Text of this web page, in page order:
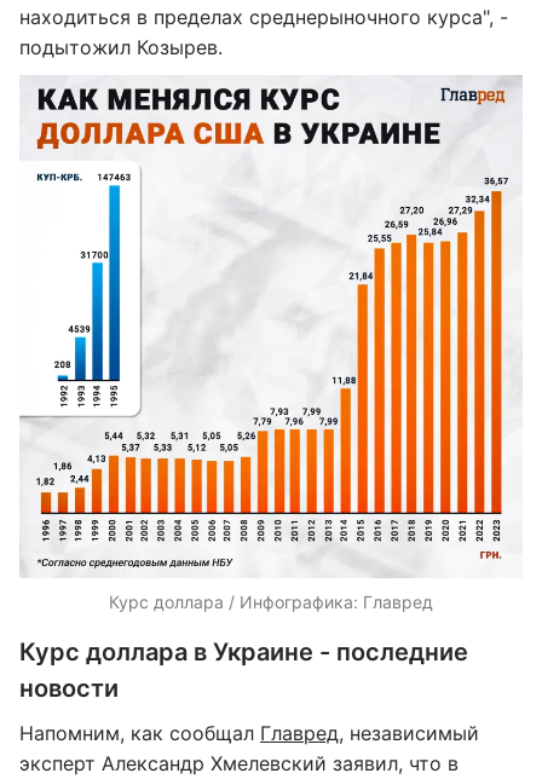
находиться в пределах среднерыночного курса", -
подытожил Козырев.
Курс доллара / Инфографика: Главред
Курс доллара в Украине - последние
новости
Напомним, как сообщал Главред, независимый
эксперт Александр Хмелевский заявил, что в